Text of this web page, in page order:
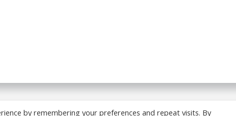
Construit avec WordPress etColibriWP Theme
by remembering your preferences and repeat visits. By